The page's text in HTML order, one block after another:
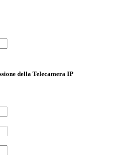
della Telecamera IP